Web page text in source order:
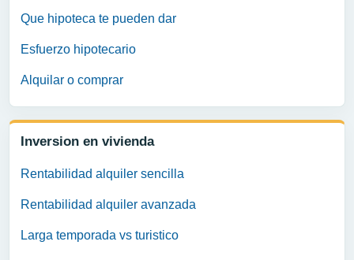
Que hipoteca te pueden dar
Esfuerzo hipotecario
Alquilar o comprar
Inversion en vivienda
Rentabilidad alquiler sencilla
Rentabilidad alquiler avanzada
Larga temporada vs turistico